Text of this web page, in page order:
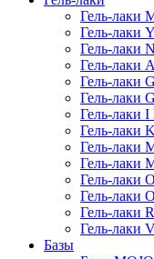
Гель-лаки
Гель-лаки
Гель-лаки
Гель-лаки
Гель-лаки
Гель-лаки
Гель-лаки
Гель-лаки
Гель-лаки
Гель-лаки
Гель-лаки
Гель-лаки
Гель-лаки
Гель-лаки
Базы